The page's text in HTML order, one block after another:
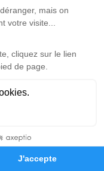
Hommages